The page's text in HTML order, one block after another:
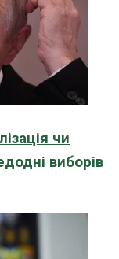
чи
виборів